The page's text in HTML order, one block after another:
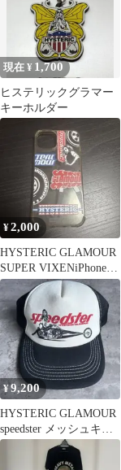
現在 ¥ 1,700
ヒステリックグラマー
キーホルダー
¥2,000
HYSTERIC GLAMOUR
SUPER VIXENiPhone15
用
¥9,200
HYSTERIC GLAMOUR
speedster メッシュキャ
ップ